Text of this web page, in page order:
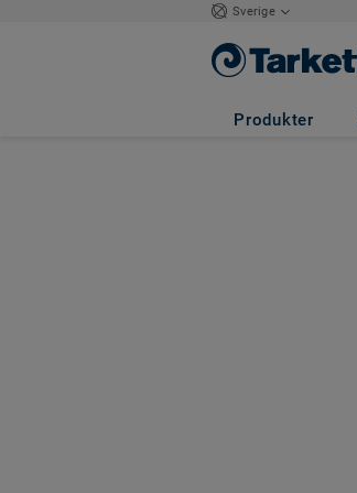
Sverige
Produkter